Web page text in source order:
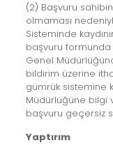
(2) Başvuru
olmaması
Sisteminde
başvuru
Genel
bildirim üzerine
gümrük sistemine
Müdürlüğüne bilgi
başvuru geçersiz
Yaptırım